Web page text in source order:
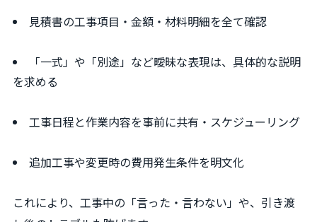
見積書の工事項目・金額・材料明細を全て確認
「一式」や「別途」など曖昧な表現は、具体的な説明
を求める
工事日程と作業内容を事前に共有・スケジューリング
追加工事や変更時の費用発生条件を明文化
これにより、工事中の「言った・言わない」や、引き渡